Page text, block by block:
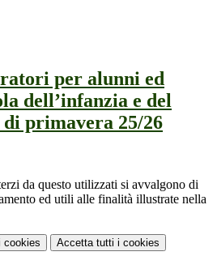
per alunni ed
dell’infanzia e del
primavera 25/26
da questo utilizzati si avvalgono di
ed utili alle finalità illustrate nella
cookies Accetta tutti i cookies